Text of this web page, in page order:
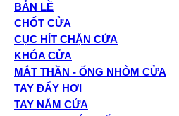
BẢN LỀ
CHỐT CỬA
CỤC HÍT CHẶN CỬA
KHÓA CỬA
MẮT THẦN - ỐNG NHÒM CỬA
TAY ĐẨY HƠI
TAY NẮM CỬA